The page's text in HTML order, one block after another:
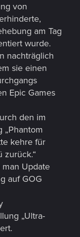
von
am Tag
wurde.
nachträglich
sie einen
Epic Games
den im
„Phantom
kehre für
zurück.“
Update
auf GOG
„Ultra-